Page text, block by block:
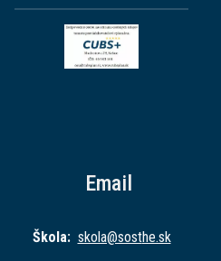
Email
Škola: skola@sosthe.sk